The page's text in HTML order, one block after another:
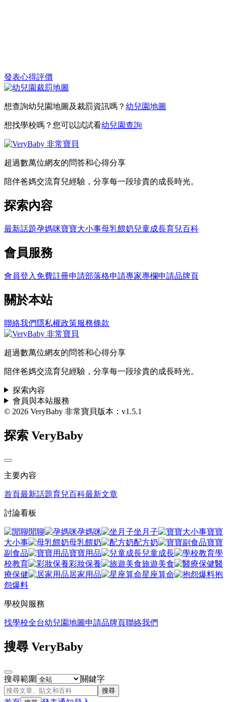
發表心得評價
想查詢幼兒園地圖及裁罰資訊嗎？ 幼兒園地圖
想找學校嗎？您可以試試看幼兒園查詢
超過數萬位網友的問答和心得分享
陪伴爸媽交流育兒經驗，分享每一段珍貴的成長時光。
探索內容
最新話題孕媽咪寶寶大小事母乳餵奶兒童成長育兒百科
會員服務
會員登入 免費註冊申請部落格申請專家專欄申請品牌頁
關於本站
聯絡我們 隱私權政策服務條款
超過數萬位網友的問答和心得分享
陪伴爸媽交流育兒經驗，分享每一段珍貴的成長時光。
探索內容
會員與本站服務
© 2026 VeryBaby 非常寶貝版本：v1.5.1
探索 VeryBaby
主要內容
首頁最新話題育兒百科最新文章
討論看板
閒聊 孕媽咪 坐月子
寶寶
大小事
母乳餵奶 配方奶
寶寶
副食品
寶寶用品 兒童成長
學
校教育
彩妝保養 旅遊美食
醫
療保健
居家用品 星座算命
抱
怨爆料
學校與服務
找學校全台幼兒園地圖 申請品牌頁聯絡我們
搜尋 VeryBaby
搜尋範圍 關鍵字
搜尋